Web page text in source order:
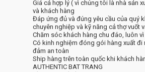
Giá cả hợp lý ( vì chúng tôi là nhà sản
và khách hàng
Đáp ứng đủ và đúng yêu cầu của quý
chuyên nghiệp và kỹ năng cả thợ vuốt
Chăm sóc khách hàng chu đáo, luôn
Có kinh nghiệm đóng gói hàng xuất
đảm an toàn
Ship hàng trên toàn quốc khi khách
AUTHENTIC BAT TRANG